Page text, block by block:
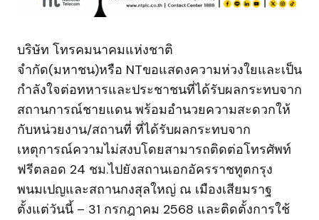
บริษัท โทรคมนาคมแห่งชาติ
จำกัด(มหาชน)หรือ NTขอแสดงความห่วงใยและเป็น
กำลังใจต่อทหารและประชาชนที่ได้รับผลกระทบจาก
สถานการณ์ชายแดน พร้อมอำนวยความสะดวกให้
กับหน่วยงาน/สถานที่ ที่ได้รับผลกระทบจาก
เหตุการณ์ความไม่สงบโดยสามารถติดต่อโทรศัพท์
ฟรีตลอด 24 ชม.ไปยังสถานเอกอัครราชทูตกรุง
พนมเปญและสถานกงสุลใหญ่ ณ เมืองเสียมราฐ
ตั้งแต่วันนี้ – 31 กรกฎาคม 2568 และติดตั้งการใช้